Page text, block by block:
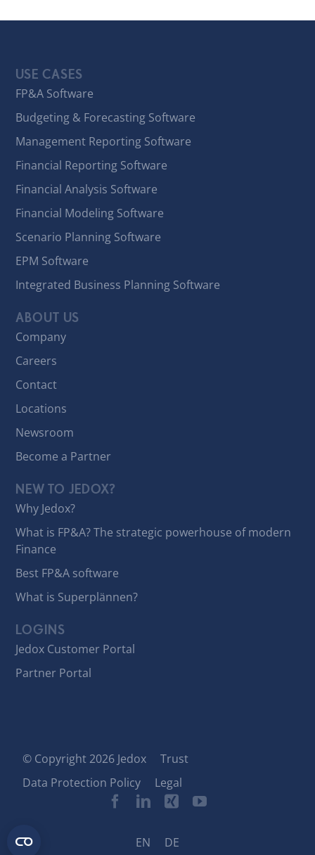
USE CASES
FP&A Software
Budgeting & Forecasting Software
Management Reporting Software
Financial Reporting Software
Financial Analysis Software
Financial Modeling Software
Scenario Planning Software
EPM Software
Integrated Business Planning Software
ABOUT US
Company
Careers
Contact
Locations
Newsroom
Become a Partner
NEW TO JEDOX?
Why Jedox?
What is FP&A? The strategic powerhouse of modern
Finance
Best FP&A software
What is Superplännen?
LOGINS
Jedox Customer Portal
Partner Portal
© Copyright 2026 Jedox
Trust
Data Protection Policy
Legal
EN DE